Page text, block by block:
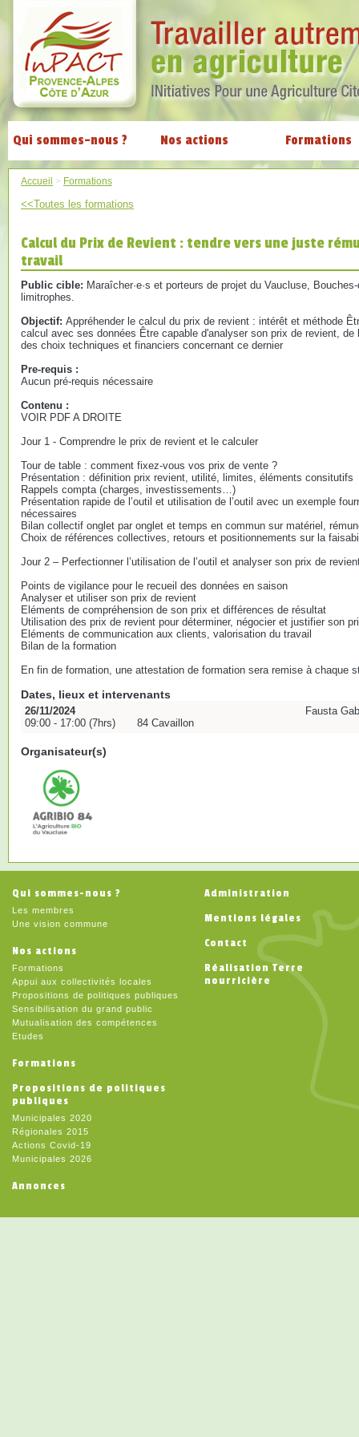
Qui sommes-nous ? Nos actions Formations
Accueil > Formations
<<Toutes les formations
Calcul du Prix de Revient : tendre vers une juste
travail
Public cible: Maraîcher·e·s et porteurs de projet du Vaucluse,
limitrophes.
Objectif: Appréhender le calcul du prix de revient : intérêt et méthode
calcul avec ses données Être capable d'analyser son prix de revient, de
des choix techniques et financiers concernant ce dernier
Pre-requis :
Aucun pré-requis nécessaire
Contenu :
VOIR PDF A DROITE
Jour 1 - Comprendre le prix de revient et le calculer
Tour de table : comment fixez-vous vos prix de vente ?
Présentation : définition prix revient, utilité, limites, éléments consitutifs
Rappels compta (charges, investissements…)
Présentation rapide de l’outil et utilisation de l’outil avec un exemple
nécessaires
Bilan collectif onglet par onglet et temps en commun sur matériel,
Choix de références collectives, retours et positionnements sur la
Jour 2 – Perfectionner l’utilisation de l’outil et analyser son prix de
Points de vigilance pour le recueil des données en saison
Analyser et utiliser son prix de revient
Eléments de compréhension de son prix et différences de résultat
Utilisation des prix de revient pour déterminer, négocier et justifier son
Eléments de communication aux clients, valorisation du travail
Bilan de la formation
En fin de formation, une attestation de formation sera remise à chaque
Dates, lieux et intervenants
26/11/2024
09:00 - 17:00 (7hrs)
84 Cavaillon
Fausta
Organisateur(s)
Qui sommes-nous ?
Les membres
Une vision commune
Nos actions
Formations
Appui aux collectivités locales
Propositions de politiques publiques
Sensibilisation du grand public
Mutualisation des compétences
Etudes
Formations
Propositions de politiques
publiques
Municipales 2020
Régionales 2015
Actions Covid-19
Municipales 2026
Annonces
Administration
Mentions légales
Contact
Réalisation Terre
nourricière